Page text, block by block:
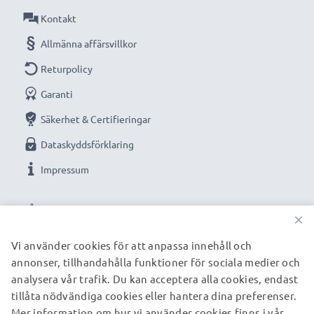
VÅRA BETALNINGSALTERNATIV
Kontakt
Allmänna affärsvillkor
Returpolicy
Garanti
Säkerhet & Certifieringar
Dataskyddsförklaring
Impressum
VÅRA FRAKTPARTNERS
×
Vi använder cookies för att anpassa innehåll och
annonser, tillhandahålla funktioner för sociala medier och
analysera vår trafik. Du kan acceptera alla cookies, endast
tillåta nödvändiga cookies eller hantera dina preferenser.